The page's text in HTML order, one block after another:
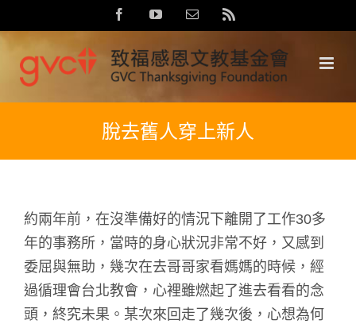
to
content
FacebookYouTubeEmail:
脫去舊人穿上新人
約兩年前，在沒準備好的情況下離開了工作30多
年的事務所，當時的身心狀況非常不好，又感到
委屈與無助，幾次在去哥哥家看媽媽的時候，經
過循理會台北教會，心裡雖燃起了進去看看的念
頭，終究未果。某次來回走了幾次後，心想為何